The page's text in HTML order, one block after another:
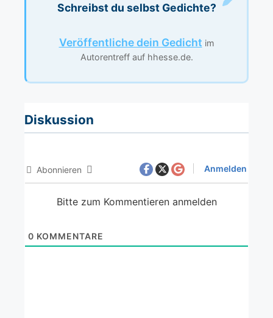
Schreibst du selbst Gedichte?
Veröffentliche dein Gedicht im
Autorentreff auf hhesse.de.
Diskussion
Abonnieren Anmelden
Bitte zum Kommentieren anmelden
0 KOMMENTARE